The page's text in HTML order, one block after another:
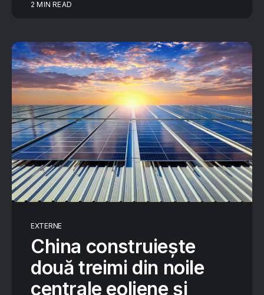
2 MIN READ
EXTERNE
China construiește
două treimi din noile
centrale eoliene și